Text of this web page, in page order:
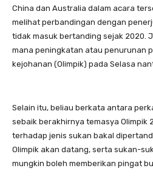
China dan Australia dalam acara
melihat perbandingan dengan
tidak masuk bertanding sejak 2020.
mana peningkatan atau penurunan
kejohanan (Olimpik) pada Selasa
Selain itu, beliau berkata antara
sebaik berakhirnya temasya Olimpik
terhadap jenis sukan bakal
Olimpik akan datang, serta sukan-
mungkin boleh memberikan pingat